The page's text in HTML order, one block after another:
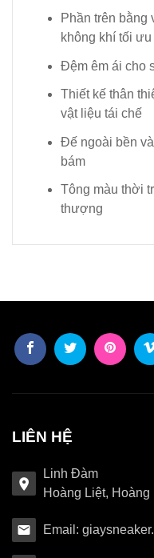
Phần trên bằng
không khí tối ưu
Đệm êm ái cho
Thiết kế thân
vật liệu tái chế
Đế ngoài bền
bám
Tông màu thời
thượng
LIÊN HỆ
Linh Đàm
Hoàng Liệt, Hoàng
Email: